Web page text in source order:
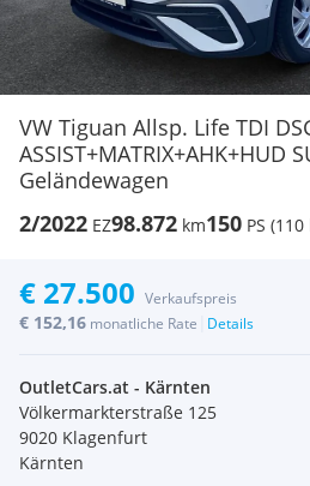
VW Tiguan Allsp. Life TDI
ASSIST+MATRIX+AHK+HUD
Geländewagen
2/2022 EZ98.872 km150 PS (110
€ 27.500 Verkaufspreis
€ 152,16 monatliche Rate Details
OutletCars.at - Kärnten
Völkermarkterstraße 125
9020 Klagenfurt
Kärnten